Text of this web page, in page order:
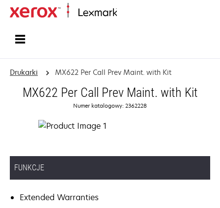
Drukarki MX622 Per Call Prev Maint. with Kit
MX622 Per Call Prev Maint. with Kit
Numer katalogowy: 2362228
FUNKCJE
Extended Warranties